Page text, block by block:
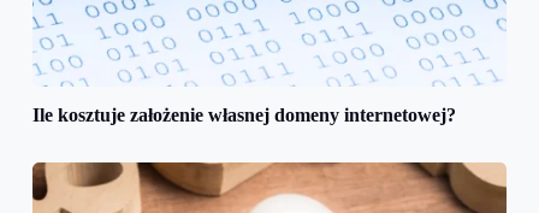
Ile kosztuje założenie własnej domeny internetowej?